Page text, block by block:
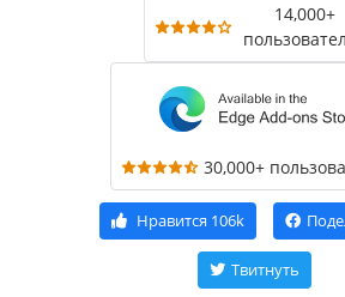
14,000+
30,000+
Нравится 106k
Твитнуть